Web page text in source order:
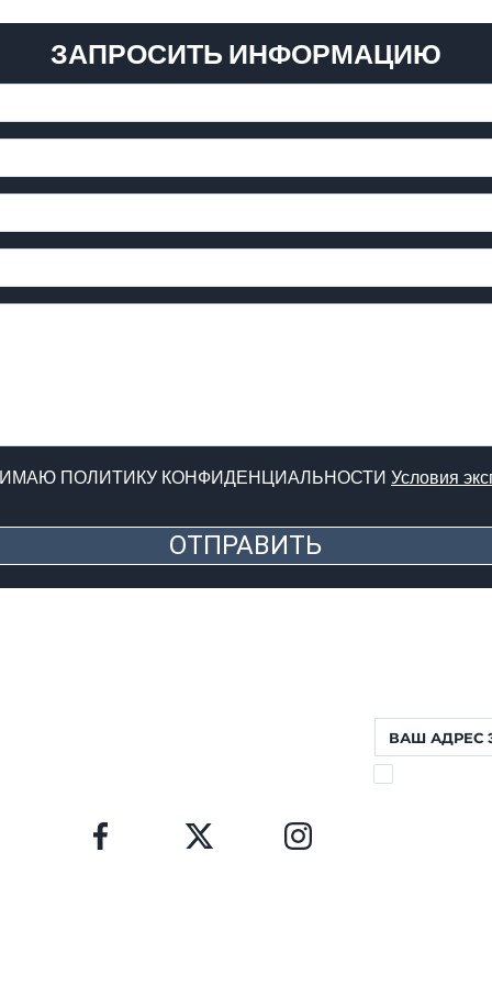
ЗАПРОСИТЬ ИНФОРМАЦИЮ
ПОЛИТИКУ КОНФИДЕНЦИАЛЬНОСТИ Условия
ОТПРАВИТЬ